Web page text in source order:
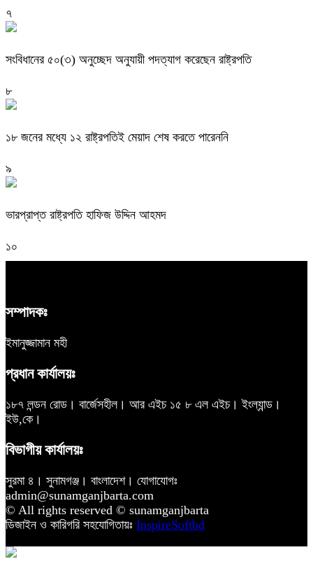
৭
সংবিধানের ৫০(৩) অনুচ্ছেদ অনুযায়ী পদত্যাগ করেছেন রাষ্ট্রপতি
৮
১৮ জনের মধ্যে ১২ রাষ্ট্রপতিই মেয়াদ শেষ করতে পারেননি
৯
ভারপ্রাপ্ত রাষ্ট্রপতি হাফিজ উদ্দিন আহমদ
১০
সম্পাদকঃ
ইমানুজ্জামান মহী
প্রধান কার্যালয়ঃ
১৮৭ লন্ডন রোড। বার্জেসহীল। আর এইচ ১৫ ৮ এল এইচ। ইংল্যান্ড।
ইউ,কে।
বিভাগীয় কার্যালয়ঃ
সুরমা ৪। সুনামগঞ্জ। বাংলাদেশ। যোগাযোগঃ
admin@sunamganjbarta.com
© All rights reserved © sunamganjbarta
ডিজাইন ও কারিগরি সহযোগিতায়ঃ InspireSoftbd